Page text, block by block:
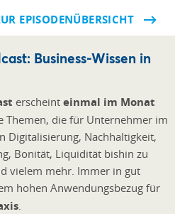
EPISODENÜBERSICHT
Business-Wissen in
erscheint einmal im Monat
Themen, die für Unternehmer im
Digitalisierung, Nachhaltigkeit,
Bonität, Liquidität bishin zu
vielem mehr. Immer in gut
hohen Anwendungsbezug für